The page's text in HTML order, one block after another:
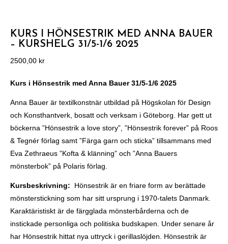
KURS I HÖNSESTRIK MED ANNA BAUER
– KURSHELG 31/5-1/6 2025
2500,00 kr
Kurs i Hönsestrik med Anna Bauer 31/5-1/6 2025
Anna Bauer är textilkonstnär utbildad på Högskolan för Design
och Konsthantverk, bosatt och verksam i Göteborg. Har gett ut
böckerna ”Hönsestrik a love story”, ”Hönsestrik forever” på Roos
& Tegnér förlag samt ”Färga garn och sticka” tillsammans med
Eva Zethraeus ”Kofta & klänning” och ”Anna Bauers
mönsterbok” på Polaris förlag.
Kursbeskrivning:
Hönsestrik är en friare form av berättade
mönsterstickning som har sitt ursprung i 1970-talets Danmark.
Karaktäristiskt är de färgglada mönsterbårderna och de
instickade personliga och politiska budskapen. Under senare år
har Hönsestrik hittat nya uttryck i gerillaslöjden. Hönsestrik är